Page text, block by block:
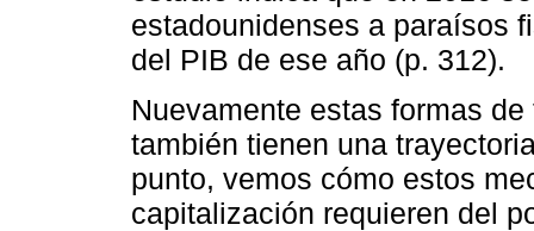
estadounidenses a paraísos
del PIB de ese año (p. 312).
Nuevamente estas formas
también tienen una
punto, vemos cómo estos
capitalización requieren del